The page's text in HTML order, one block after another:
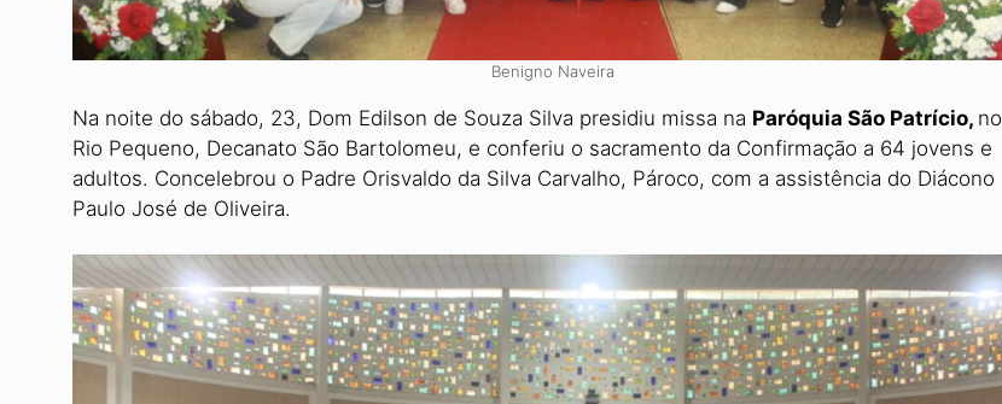
Benigno Naveira
Na noite do sábado, 23, Dom Edilson de Souza Silva presidiu missa na Paróquia São Pa­trício, no
Rio Pequeno, Decanato São Bartolomeu, e conferiu o sacramento da Confirma­ção a 64 jovens e
adultos. Concelebrou o Padre Orisvaldo da Silva Carvalho, Pároco, com a assistência do Diácono
Paulo José de Oliveira.